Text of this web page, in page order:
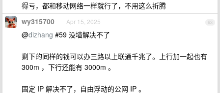
得亏，都和移动网络一样就行了，不用这么折腾
63
wy315700 Apr 15, 2025
@dizhang #59 没墙解决不了
剩下的同样的钱可以办三路以上联通千兆了。上行加一起也有
300m ，下行还能有 3000m 。
固定 IP 解决不了，自由浮动的公网 IP 。